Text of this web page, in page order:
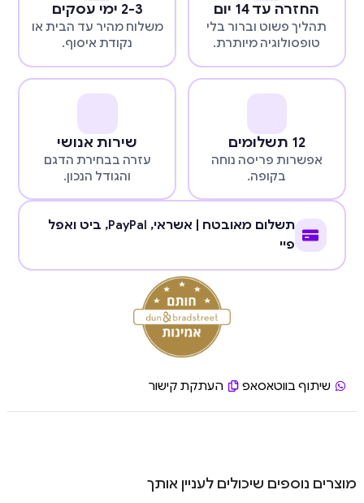
החזרה עד 14 יום
תהליך פשוט וברור בלי
טופסולוגיה מיותרת.
2-3 ימי עסקים
משלוח מהיר עד הבית או
נקודת איסוף.
12 תשלומים
אפשרות פריסה נוחה
בקופה.
שירות אנושי
עזרה בבחירת הדגם
והגודל הנכון.
תשלום מאובטח | אשראי, PayPal, ביט ואפל
פיי
שיתוף בווטאסאפ העתקת קישור
מוצרים נוספים שיכולים לעניין אותך